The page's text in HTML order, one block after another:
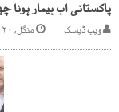
ویب ڈیسک منگل, ۲۰ اکتوبر ۲۰۲۰